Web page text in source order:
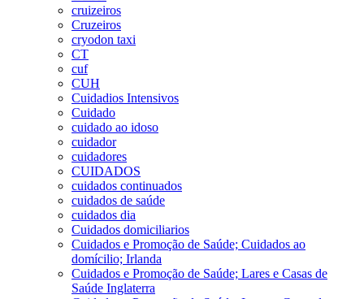
cruizeiros
Cruzeiros
cryodon taxi
CT
cuf
CUH
Cuidadios Intensivos
Cuidado
cuidado ao idoso
cuidador
cuidadores
CUIDADOS
cuidados continuados
cuidados de saúde
cuidados dia
Cuidados domiciliarios
Cuidados e Promoção de Saúde; Cuidados ao
domícilio; Irlanda
Cuidados e Promoção de Saúde; Lares e Casas de
Saúde Inglaterra